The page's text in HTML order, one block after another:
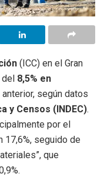
(ICC) en el Gran
del 8,5% en
según datos
y Censos (INDEC).
por el
17,6%, seguido de
que